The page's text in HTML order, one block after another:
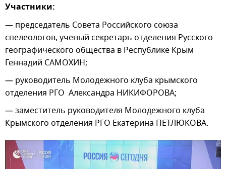
Участники:
— председатель Совета Российского союза
спелеологов, ученый секретарь отделения Русского
географического общества в Республике Крым
Геннадий САМОХИН;
— руководитель Молодежного клуба крымского
отделения РГО Александра НИКИФОРОВА;
— заместитель руководителя Молодежного клуба
Крымского отделения РГО Екатерина ПЕТЛЮКОВА.